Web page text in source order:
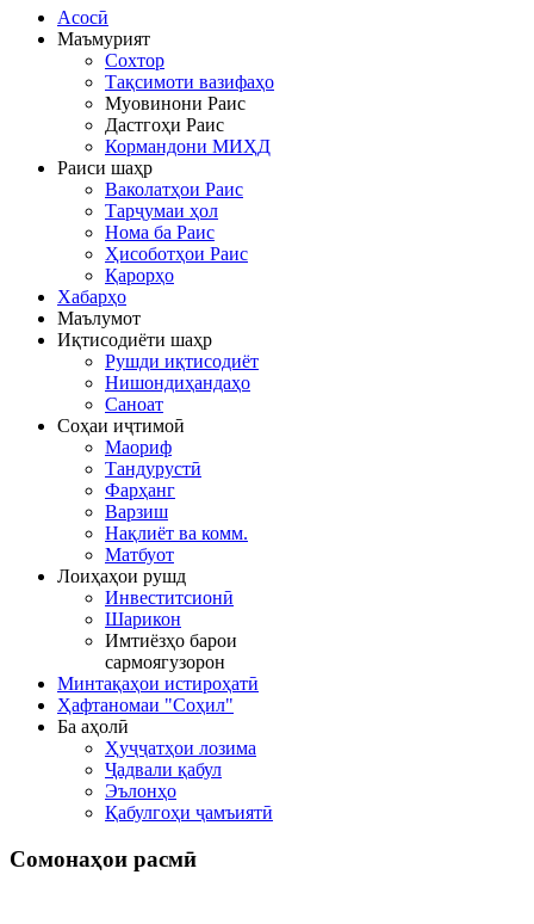
Асосӣ
Маъмурият
Сохтор
Тақсимоти вазифаҳо
Муовинони Раис
Дастгоҳи Раис
Кормандони МИҲД
Раиси шаҳр
Ваколатҳои Раис
Тарҷумаи ҳол
Нома ба Раис
Ҳисоботҳои Раис
Қарорҳо
Хабарҳо
Маълумот
Иқтисодиёти шаҳр
Рушди иқтисодиёт
Нишондиҳандаҳо
Саноат
Соҳаи иҷтимоӣ
Маориф
Тандурустӣ
Фарҳанг
Варзиш
Нақлиёт ва комм.
Матбуот
Лоиҳаҳои рушд
Инвеститсионӣ
Шарикон
Имтиёзҳо барои
сармоягузорон
Минтақаҳои истироҳатӣ
Ҳафтаномаи "Соҳил"
Ба аҳолӣ
Ҳуҷҷатҳои лозима
Ҷадвали қабул
Эълонҳо
Қабулгоҳи ҷамъиятӣ
Сомонаҳои расмӣ